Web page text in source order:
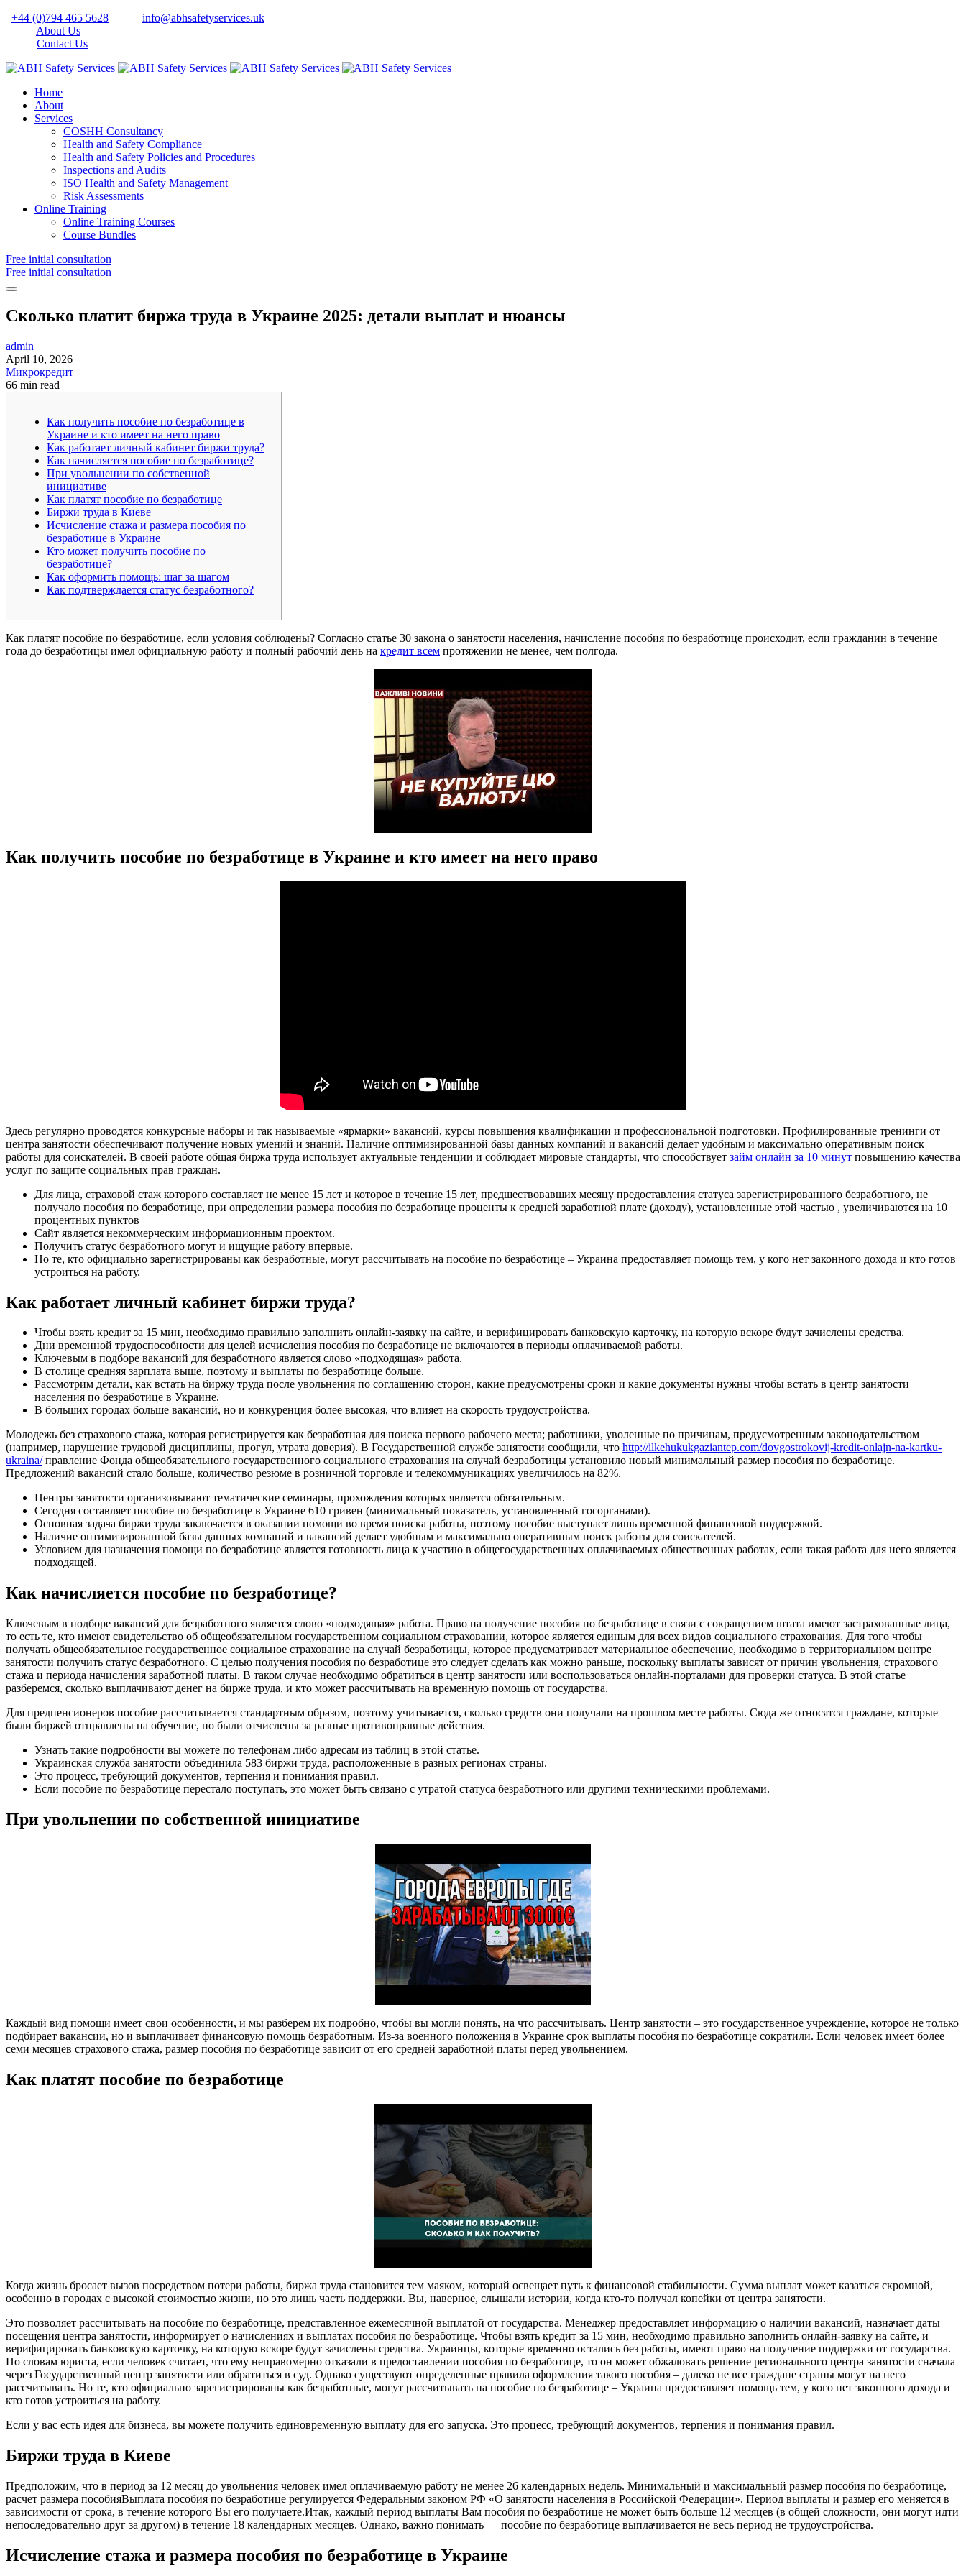
+44 (0)794 465 5628
info@abhsafetyservices.uk
About Us
Contact Us
Home
About
Services
COSHH Consultancy
Health and Safety Compliance
Health and Safety Policies and Procedures
Inspections and Audits
ISO Health and Safety Management
Risk Assessments
Online Training
Online Training Courses
Course Bundles
Free initial consultation
Free initial consultation
Сколько платит биржа труда в Украине 2025: детали выплат и нюансы
admin
April 10, 2026
Микрокредит
66 min read
Как получить пособие по безработице в
Украине и кто имеет на него право
Как работает личный кабинет биржи труда?
Как начисляется пособие по безработице?
При увольнении по собственной
инициативе
Как платят пособие по безработице
Биржи труда в Киеве
Исчисление стажа и размера пособия по
безработице в Украине
Кто может получить пособие по
безработице?
Как оформить помощь: шаг за шагом
Как подтверждается статус безработного?
Как платят пособие по безработице, если условия соблюдены? Согласно статье 30 закона о занятости населения, начисление пособия по безработице происходит, если гражданин в течение
года до безработицы имел официальную работу и полный рабочий день на кредит всем протяжении не менее, чем полгода.
Как получить пособие по безработице в Украине и кто имеет на него право
Здесь регулярно проводятся конкурсные наборы и так называемые «ярмарки» вакансий, курсы повышения квалификации и профессиональной подготовки. Профилированные тренинги от
центра занятости обеспечивают получение новых умений и знаний. Наличие оптимизированной базы данных компаний и вакансий делает удобным и максимально оперативным поиск
работы для соискателей. В своей работе общая биржа труда использует актуальные тенденции и соблюдает мировые стандарты, что способствует займ онлайн за 10 минут повышению качества
услуг по защите социальных прав граждан.
Для лица, страховой стаж которого составляет не менее 15 лет и которое в течение 15 лет, предшествовавших месяцу предоставления статуса зарегистрированного безработного, не
получало пособия по безработице, при определении размера пособия по безработице проценты к средней заработной плате (доходу), установленные этой частью , увеличиваются на 10
процентных пунктов
Сайт является некоммерческим информационным проектом.
Получить статус безработного могут и ищущие работу впервые.
Но те, кто официально зарегистрированы как безработные, могут рассчитывать на пособие по безработице – Украина предоставляет помощь тем, у кого нет законного дохода и кто готов
устроиться на работу.
Как работает личный кабинет биржи труда?
Чтобы взять кредит за 15 мин, необходимо правильно заполнить онлайн-заявку на сайте, и верифицировать банковскую карточку, на которую вскоре будут зачислены средства.
Дни временной трудоспособности для целей исчисления пособия по безработице не включаются в периоды оплачиваемой работы.
Ключевым в подборе вакансий для безработного является слово «подходящая» работа.
В столице средняя зарплата выше, поэтому и выплаты по безработице больше.
Рассмотрим детали, как встать на биржу труда после увольнения по соглашению сторон, какие предусмотрены сроки и какие документы нужны чтобы встать в центр занятости
населения по безработице в Украине.
В больших городах больше вакансий, но и конкуренция более высокая, что влияет на скорость трудоустройства.
Молодежь без страхового стажа, которая регистрируется как безработная для поиска первого рабочего места; работники, уволенные по причинам, предусмотренным законодательством
(например, нарушение трудовой дисциплины, прогул, утрата доверия). В Государственной службе занятости сообщили, что http://ilkehukukgaziantep.com/dovgostrokovij-kredit-onlajn-na-kartku-
ukraina/правление Фонда общеобязательного государственного социального страхования на случай безработицы установило новый минимальный размер пособия по безработице.
Предложений вакансий стало больше, количество резюме в розничной торговле и телекоммуникациях увеличилось на 82%.
Центры занятости организовывают тематические семинары, прохождения которых является обязательным.
Сегодня составляет пособие по безработице в Украине 610 гривен (минимальный показатель, установленный госорганами).
Основная задача биржи труда заключается в оказании помощи во время поиска работы, поэтому пособие выступает лишь временной финансовой поддержкой.
Наличие оптимизированной базы данных компаний и вакансий делает удобным и максимально оперативным поиск работы для соискателей.
Условием для назначения помощи по безработице является готовность лица к участию в общегосударственных оплачиваемых общественных работах, если такая работа для него является
подходящей.
Как начисляется пособие по безработице?
Ключевым в подборе вакансий для безработного является слово «подходящая» работа. Право на получение пособия по безработице в связи с сокращением штата имеют застрахованные лица,
то есть те, кто имеют свидетельство об общеобязательном государственном социальном страховании, которое является единым для всех видов социального страхования. Для того чтобы
получать общеобязательное государственное социальное страхование на случай безработицы, которое предусматривает материальное обеспечение, необходимо в территориальном центре
занятости получить статус безработного. С целью получения пособия по безработице это следует сделать как можно раньше, поскольку выплаты зависят от причин увольнения, страхового
стажа и периода начисления заработной платы. В таком случае необходимо обратиться в центр занятости или воспользоваться онлайн-порталами для проверки статуса. В этой статье
разберемся, сколько выплачивают денег на бирже труда, и кто может рассчитывать на временную помощь от государства.
Для предпенсионеров пособие рассчитывается стандартным образом, поэтому учитывается, сколько средств они получали на прошлом месте работы. Сюда же относятся граждане, которые
были биржей отправлены на обучение, но были отчислены за разные противоправные действия.
Узнать такие подробности вы можете по телефонам либо адресам из таблиц в этой статье.
Украинская служба занятости объединила 583 биржи труда, расположенные в разных регионах страны.
Это процесс, требующий документов, терпения и понимания правил.
Если пособие по безработице перестало поступать, это может быть связано с утратой статуса безработного или другими техническими проблемами.
При увольнении по собственной инициативе
Каждый вид помощи имеет свои особенности, и мы разберем их подробно, чтобы вы могли понять, на что рассчитывать. Центр занятости – это государственное учреждение, которое не только
подбирает вакансии, но и выплачивает финансовую помощь безработным. Из-за военного положения в Украине срок выплаты пособия по безработице сократили. Если человек имеет более
семи месяцев страхового стажа, размер пособия по безработице зависит от его средней заработной платы перед увольнением.
Как платят пособие по безработице
Когда жизнь бросает вызов посредством потери работы, биржа труда становится тем маяком, который освещает путь к финансовой стабильности. Сумма выплат может казаться скромной,
особенно в городах с высокой стоимостью жизни, но это лишь часть поддержки. Вы, наверное, слышали истории, когда кто-то получал копейки от центра занятости.
Это позволяет рассчитывать на пособие по безработице, представленное ежемесячной выплатой от государства. Менеджер предоставляет информацию о наличии вакансий, назначает даты
посещения центра занятости, информирует о начислениях и выплатах пособия по безработице. Чтобы взять кредит за 15 мин, необходимо правильно заполнить онлайн-заявку на сайте, и
верифицировать банковскую карточку, на которую вскоре будут зачислены средства. Украинцы, которые временно остались без работы, имеют право на получение поддержки от государства.
По словам юриста, если человек считает, что ему неправомерно отказали в предоставлении пособия по безработице, то он может обжаловать решение регионального центра занятости сначала
через Государственный центр занятости или обратиться в суд. Однако существуют определенные правила оформления такого пособия – далеко не все граждане страны могут на него
рассчитывать. Но те, кто официально зарегистрированы как безработные, могут рассчитывать на пособие по безработице – Украина предоставляет помощь тем, у кого нет законного дохода и
кто готов устроиться на работу.
Если у вас есть идея для бизнеса, вы можете получить единовременную выплату для его запуска. Это процесс, требующий документов, терпения и понимания правил.
Биржи труда в Киеве
Предположим, что в период за 12 месяц до увольнения человек имел оплачиваемую работу не менее 26 календарных недель. Минимальный и максимальный размер пособия по безработице,
расчет размера пособияВыплата пособия по безработице регулируется Федеральным законом РФ «О занятости населения в Российской Федерации». Период выплаты и размер его меняется в
зависимости от срока, в течение которого Вы его получаете.Итак, каждый период выплаты Вам пособия по безработице не может быть больше 12 месяцев (в общей сложности, они могут идти
непоследовательно друг за другом) в течение 18 календарных месяцев. Однако, важно понимать — пособие по безработице выплачивается не весь период не трудоустройства.
Исчисление стажа и размера пособия по безработице в Украине